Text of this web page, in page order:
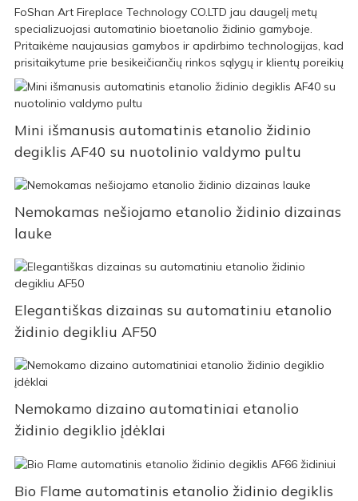
FoShan Art Fireplace Technology CO.LTD jau daugelį metų
specializuojasi automatinio bioetanolio židinio gamyboje.
Pritaikėme naujausias gamybos ir apdirbimo technologijas, kad
prisitaikytume prie besikeičiančių rinkos sąlygų ir klientų poreikių
Mini išmanusis automatinis etanolio židinio
degiklis AF40 su nuotolinio valdymo pultu
Nemokamas nešiojamo etanolio židinio dizainas
lauke
Elegantiškas dizainas su automatiniu etanolio
židinio degikliu AF50
Nemokamo dizaino automatiniai etanolio
židinio degiklio įdėklai
Bio Flame automatinis etanolio židinio degiklis